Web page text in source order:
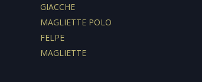
GIACCHE
MAGLIETTE POLO
FELPE
MAGLIETTE